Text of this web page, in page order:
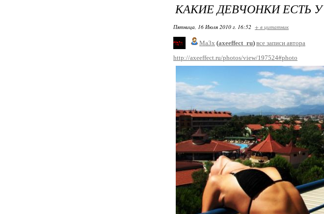
КАКИЕ ДЕВЧОНКИ ЕСТЬ
Пятница, 16 Июля 2010 г. 16:52 + в цитатник
Ma3x (axeeffect_ru) все записи автора
http://axeeffect.ru/photos/view/197524#photo